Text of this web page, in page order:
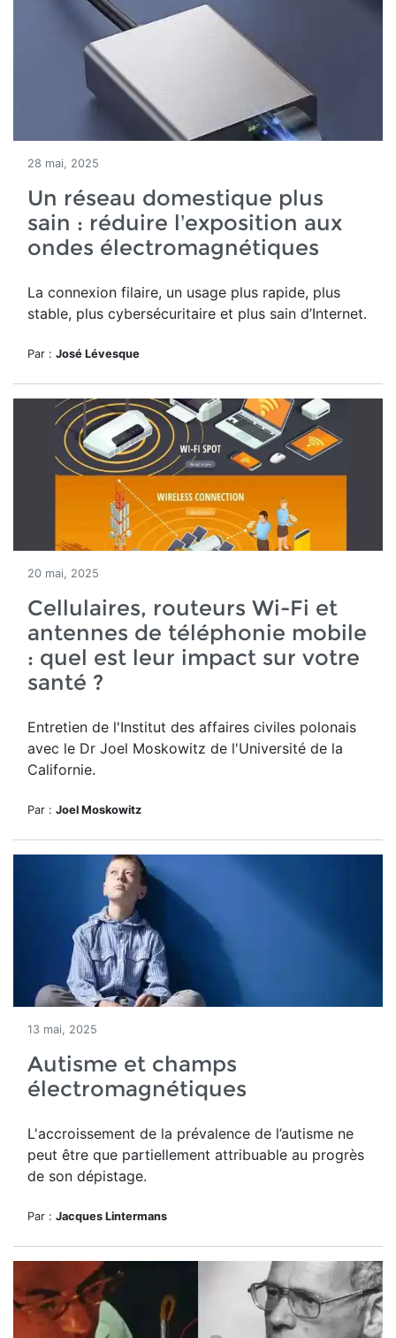
28 mai, 2025
Un réseau domestique plus
sain : réduire l’exposition aux
ondes électromagnétiques
La connexion filaire, un usage plus rapide, plus
stable, plus cybersécuritaire et plus sain d’Internet.
Par : José Lévesque
20 mai, 2025
Cellulaires, routeurs Wi-Fi et
antennes de téléphonie mobile
: quel est leur impact sur votre
santé ?
Entretien de l'Institut des affaires civiles polonais
avec le Dr Joel Moskowitz de l'Université de la
Californie.
Par : Joel Moskowitz
13 mai, 2025
Autisme et champs
électromagnétiques
L'accroissement de la prévalence de l’autisme ne
peut être que partiellement attribuable au progrès
de son dépistage.
Par : Jacques Lintermans